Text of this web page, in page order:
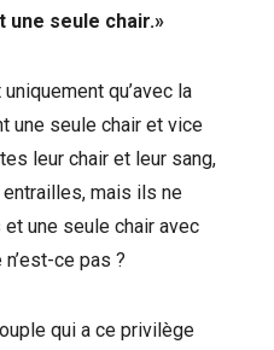
seule chair.»
uniquement qu’avec la
une seule chair et vice
leur chair et leur sang,
mais ils ne
une seule chair avec
ce pas ?
qui a ce privilège